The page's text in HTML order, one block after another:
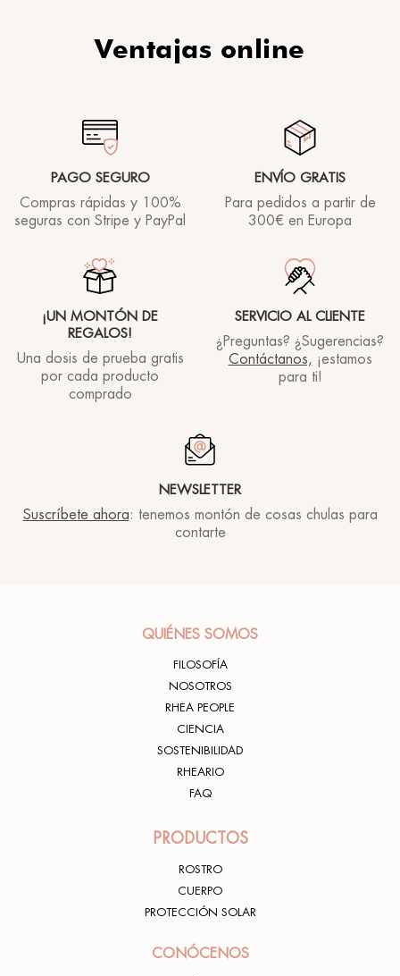
Ventajas online
PAGO SEGURO
Compras rápidas y 100%
seguras con Stripe y PayPal
ENVÍO GRATIS
Para pedidos a partir de
300€ en Europa
¡UN MONTÓN DE
REGALOS!
Una dosis de prueba gratis
por cada producto
comprado
SERVICIO AL CLIENTE
¿Preguntas? ¿Sugerencias?
Contáctanos, ¡estamos
para ti!
NEWSLETTER
Suscríbete ahora: tenemos montón de cosas chulas para
contarte
QUIÉNES SOMOS
FILOSOFÍA
NOSOTROS
RHEA PEOPLE
CIENCIA
SOSTENIBILIDAD
RHEARIO
FAQ
PRODUCTOS
ROSTRO
CUERPO
PROTECCIÓN SOLAR
CONÓCENOS